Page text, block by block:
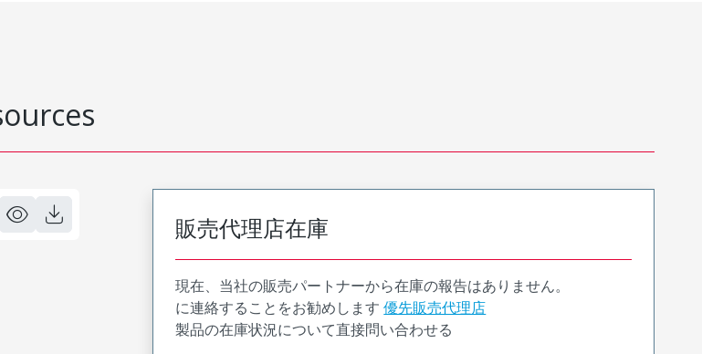
販売代理店在庫
現在、当社の販売パートナーから在庫の報告はありません。
に連絡することをお勧めします 優先販売代理店
製品の在庫状況について直接問い合わせる